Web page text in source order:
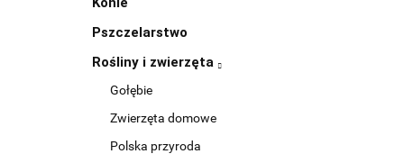
Pszczelarstwo
Rośliny i zwierzęta
Gołębie
Zwierzęta domowe
Polska przyroda